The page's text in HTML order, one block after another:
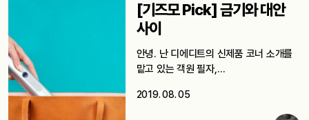
[기즈모 Pick] 금기와 대안
사이
안녕. 난 디에디트의 신제품 코너 소개를
맡고 있는 객원 필자,…
2019. 08. 05